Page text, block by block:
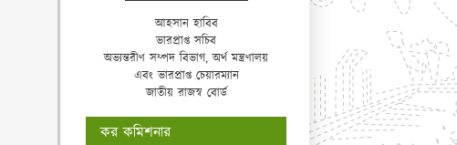
আহসান হাবিব
ভারপ্রাপ্ত সচিব
অভ্যন্তরীণ সম্পদ বিভাগ, অর্থ মন্ত্রণালয়
এবং ভারপ্রাপ্ত চেয়ারম্যান
জাতীয় রাজস্ব বোর্ড
কর কমিশনার